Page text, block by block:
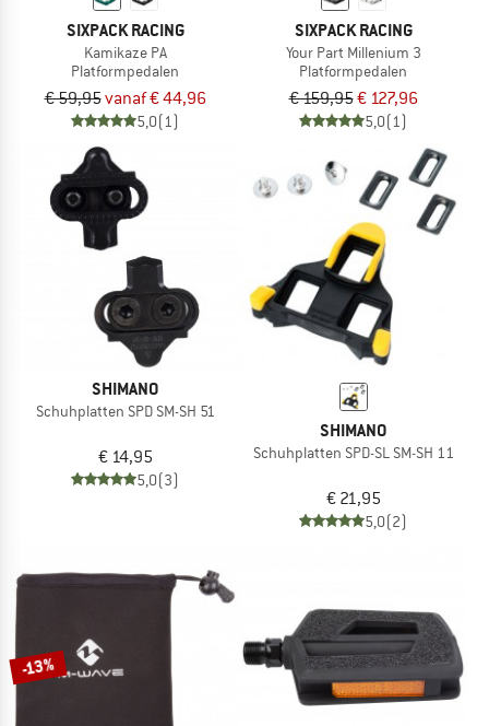
SIXPACK RACING
Kamikaze PA
Platformpedalen
€ 59,95vanaf € 44,96
5,0(1)
SIXPACK RACING
Your Part Millenium 3
Platformpedalen
€ 159,95€ 127,96
5,0(1)
SHIMANO
Schuhplatten SPD SM-SH 51
€ 14,95
5,0(3)
SHIMANO
Schuhplatten SPD-SL SM-SH 11
€ 21,95
5,0(2)
-13%